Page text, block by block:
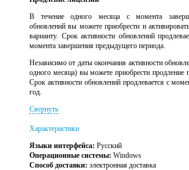
В течение одного месяца с момента
обновлений вы можете приобрести и
варианту. Срок активности обновлений
момента завершения предыдущего периода.
Независимо от даты окончания активности
одного месяца) вы можете приобрести продление
Срок активности обновлений продлевается с
год.
Свернуть
Характеристики
Языки интерфейса: Русский
Операционные системы: Windows
Способ доставки: электронная доставка